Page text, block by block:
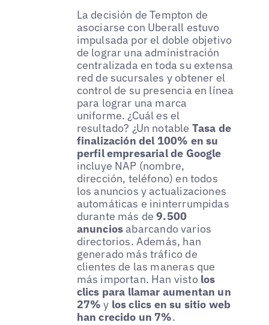
La decisión de Tempton de
asociarse con Uberall estuvo
impulsada por el doble objetivo
de lograr una administración
centralizada en toda su extensa
red de sucursales y obtener el
control de su presencia en línea
para lograr una marca
uniforme. ¿Cuál es el
resultado? ¿Un notable Tasa de
finalización del 100% en su
perfil empresarial de Google
incluye NAP (nombre,
dirección, teléfono) en todos
los anuncios y actualizaciones
automáticas e ininterrumpidas
durante más de9.500
anunciosabarcando varios
directorios. Además, han
generado más tráfico de
clientes de las maneras que
más importan. Han visto los
clics para llamar aumentan un
27% y los clics en su sitio web
han crecido un 7%.